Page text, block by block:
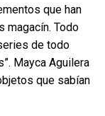
que han
magacín. Todo
de todo
Mayca Aguilera
que sabían